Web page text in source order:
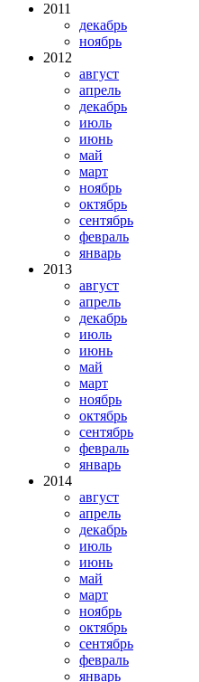
2011
декабрь
ноябрь
2012
август
апрель
декабрь
июль
июнь
май
март
ноябрь
октябрь
сентябрь
февраль
январь
2013
август
апрель
декабрь
июль
июнь
май
март
ноябрь
октябрь
сентябрь
февраль
январь
2014
август
апрель
декабрь
июль
июнь
май
март
ноябрь
октябрь
сентябрь
февраль
январь